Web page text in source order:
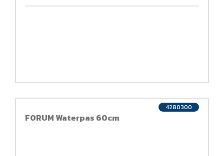
FORUM Waterpas 60cm
4280300